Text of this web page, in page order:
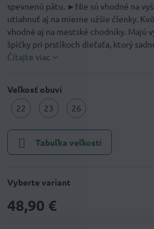
spevnenú pätu. ►Nie sú vhodné na
utiahnuť aj na mierne užšie členky.
vhodné aj na mestské chodníky. Majú
špičky pri prstíkoch dieťaťa, ktorý
Čítajte viac
Veľkosť obuvi
22
23 26
Tabuľka veľkostí
Vyberte variant
48,90 €